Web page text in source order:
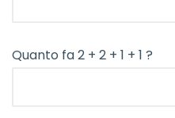
Quanto fa 2 + 2 + 1 + 1 ?